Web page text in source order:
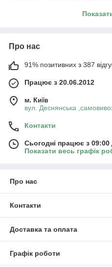
- петлею або рулеткою.
увагу на матеріал, довжину,
лежить у руці. Можливо,
для різних випадків: виставка,
прогулянка за містом тощо.
урахуванням породи, віку
активний та енергійний. Для
природно, потрібен потужніший
або йорка. Коли ви
Про нас
91% позитивних з 387
Працює з 20.06.2012
м. Київ
вул. Деснянська
Контакти
Сьогодні працює з 09:00
Показати весь графік
Про нас
Контакти
Доставка та оплата
Графік роботи